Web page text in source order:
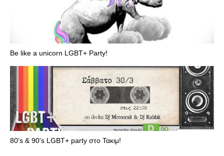
Be like a unicorn LGBT+ Party!
80's & 90's LGBT+ party στο Τακιμ!